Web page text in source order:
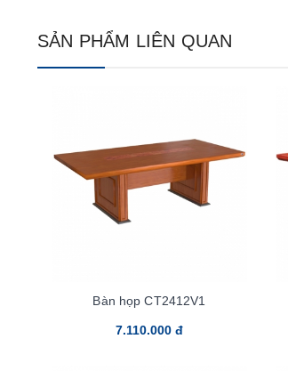
SẢN PHẨM LIÊN QUAN
Bàn họp CT2412V1
7.110.000 đ